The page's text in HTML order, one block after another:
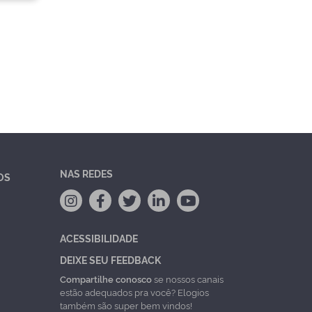
NAS REDES
ACESSIBILIDADE
DEIXE SEU FEEDBACK
Compartilhe conoscose nossos canais
estão adequados pra você? Elogios
também são super bem vindos!